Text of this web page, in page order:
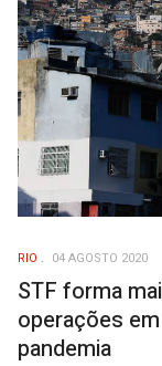
RIO 04 AGOSTO 2020
STF forma
operações
pandemia